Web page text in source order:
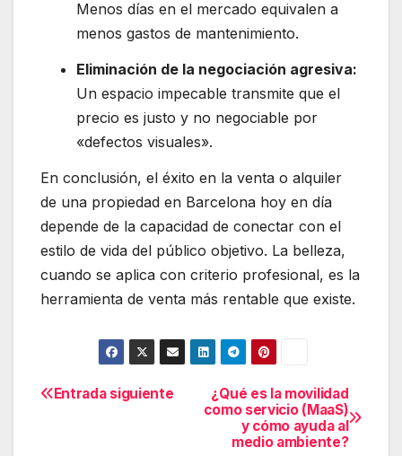
Menos días en el mercado equivalen a
menos gastos de mantenimiento.
Eliminación de la negociación agresiva:
Un espacio impecable transmite que el
precio es justo y no negociable por
«defectos visuales».
En conclusión, el éxito en la venta o alquiler
de una propiedad en Barcelona hoy en día
depende de la capacidad de conectar con el
estilo de vida del público objetivo. La belleza,
cuando se aplica con criterio profesional, es la
herramienta de venta más rentable que existe.
Navegación
¿Qué es la movilidad
como servicio (MaaS)
y cómo ayuda al
medio ambiente?
Entrada siguiente